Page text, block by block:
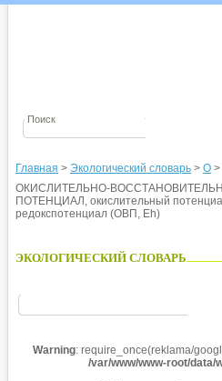
Главная > Экологический словарь > О >
ОКИСЛИТЕЛЬНО-
ПОТЕНЦИАЛ, окислительный
редокспотенциал (ОВП, Eh)
ЭКОЛОГИЧЕСКИЙ СЛОВАРЬ
Warning: require_once(reklama/
/var/www/www-root/data/